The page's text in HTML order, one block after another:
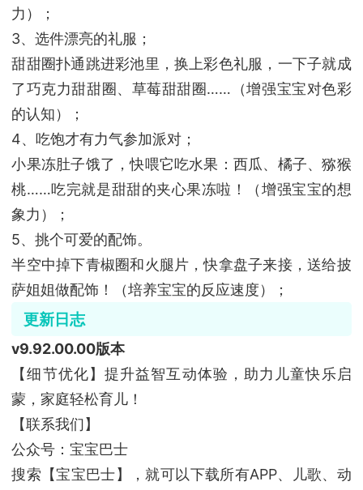
力）；
3、选件漂亮的礼服；
甜甜圈扑通跳进彩池里，换上彩色礼服，一下子就成
了巧克力甜甜圈、草莓甜甜圈……（增强宝宝对色彩
的认知）；
4、吃饱才有力气参加派对；
小果冻肚子饿了，快喂它吃水果：西瓜、橘子、猕猴
桃……吃完就是甜甜的夹心果冻啦！（增强宝宝的想
象力）；
5、挑个可爱的配饰。
半空中掉下青椒圈和火腿片，快拿盘子来接，送给披
萨姐姐做配饰！（培养宝宝的反应速度）；
更新日志
v9.92.00.00版本
【细节优化】提升益智互动体验，助力儿童快乐启
蒙，家庭轻松育儿！
【联系我们】
公众号：宝宝巴士
搜索【宝宝巴士】，就可以下载所有APP、儿歌、动